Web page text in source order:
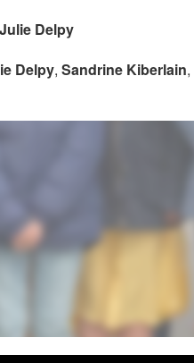
Julie Delpy
Delpy, Sandrine Kiberlain,